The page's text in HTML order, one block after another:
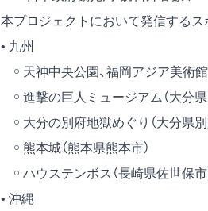
本プロジェクトにおいて発信する
• 九州
￮ 天神中央公園、福岡アジア美術館
￮ 進撃の巨人ミュージアム（大分県
￮ 大分の別府地獄めぐり（大分県別
￮ 熊本城（熊本県熊本市）
￮ ハウステンボス（長崎県佐世保市
• 沖縄